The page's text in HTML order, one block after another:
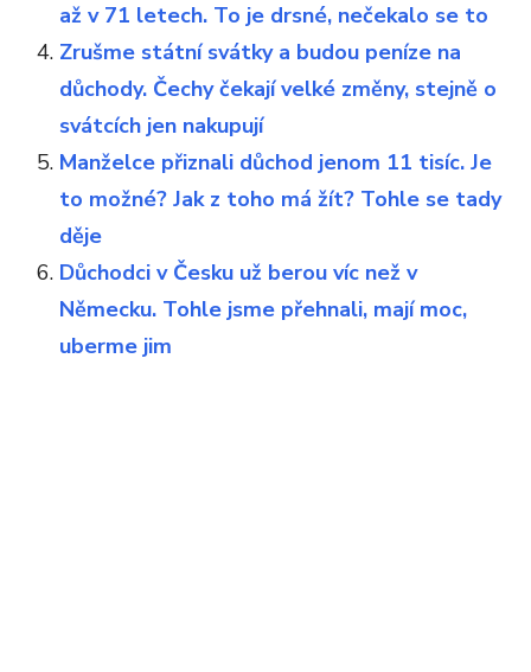
až v 71 letech. To je drsné, nečekalo se to
Zrušme státní svátky a budou peníze na
důchody. Čechy čekají velké změny, stejně o
svátcích jen nakupují
Manželce přiznali důchod jenom 11 tisíc. Je
to možné? Jak z toho má žít? Tohle se tady
děje
Důchodci v Česku už berou víc než v
Německu. Tohle jsme přehnali, mají moc,
uberme jim